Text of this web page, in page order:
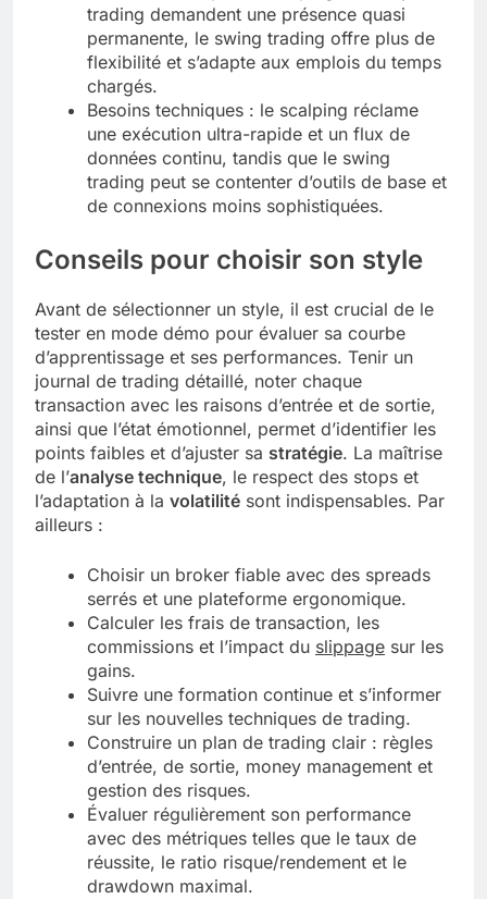
trading demandent une présence quasi
permanente, le swing trading offre plus de
flexibilité et s’adapte aux emplois du temps
chargés.
Besoins techniques : le scalping réclame
une exécution ultra-rapide et un flux de
données continu, tandis que le swing
trading peut se contenter d’outils de base et
de connexions moins sophistiquées.
Conseils pour choisir son style
Avant de sélectionner un style, il est crucial de le
tester en mode démo pour évaluer sa courbe
d’apprentissage et ses performances. Tenir un
journal de trading détaillé, noter chaque
transaction avec les raisons d’entrée et de sortie,
ainsi que l’état émotionnel, permet d’identifier les
points faibles et d’ajuster sa stratégie. La maîtrise
de l’analyse technique, le respect des stops et
l’adaptation à la volatilité sont indispensables. Par
ailleurs :
Choisir un broker fiable avec des spreads
serrés et une plateforme ergonomique.
Calculer les frais de transaction, les
commissions et l’impact du slippage sur les
gains.
Suivre une formation continue et s’informer
sur les nouvelles techniques de trading.
Construire un plan de trading clair : règles
d’entrée, de sortie, money management et
gestion des risques.
Évaluer régulièrement son performance
avec des métriques telles que le taux de
réussite, le ratio risque/rendement et le
drawdown maximal.